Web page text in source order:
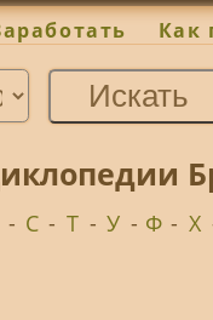
Как
- С - Т - У - Ф - Х